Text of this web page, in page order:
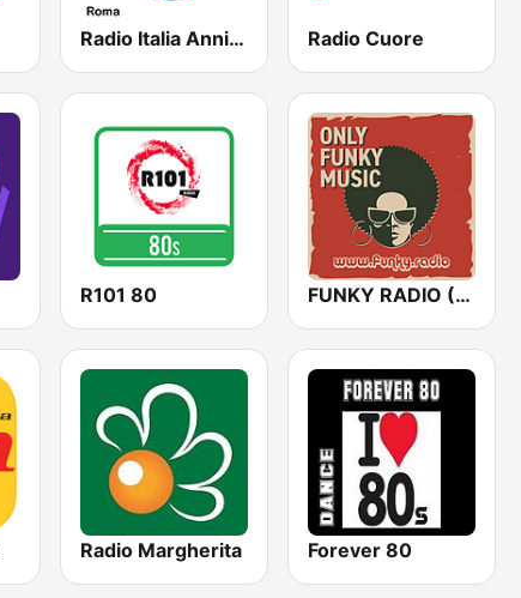
Radio Italia Anni 60 - Roma Radio Cuore
R101 80 FUNKY RADIO (Italy)
Radio Margherita Forever 80